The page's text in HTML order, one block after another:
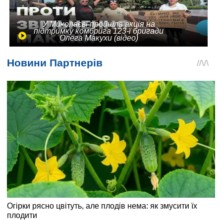
У Миколаєві пройшла акція на
підтримку комбрига 123-ї бригади
Олега Макухи (відео)